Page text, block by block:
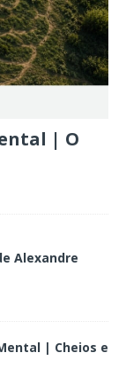
| O
Alexandre
| Cheios e